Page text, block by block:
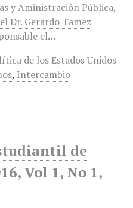
y Aministración Pública,
Dr. Gerardo Tamez
el…
de los Estados Unidos
, Intercambio
de
Vol 1, No 1,